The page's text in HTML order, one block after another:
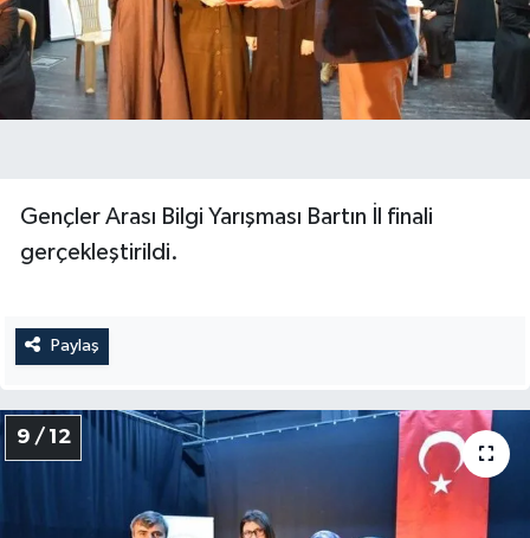
Gençler Arası Bilgi Yarışması Bartın İl finali
gerçekleştirildi.
Paylaş
9 / 12